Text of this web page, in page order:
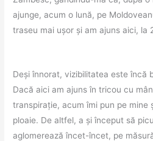
ajunge, acum o lună, pe
traseu mai ușor și am ajuns aici, la
Deși înnorat, vizibilitatea este încă
Dacă aici am ajuns în tricou cu
transpirație, acum îmi pun pe mine
ploaie. De altfel, a și început să
aglomerează încet-încet, pe